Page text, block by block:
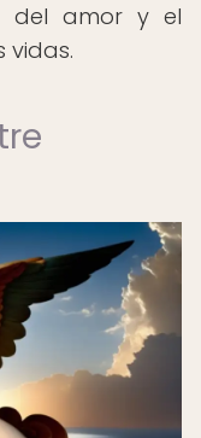
del amor y el
vidas.